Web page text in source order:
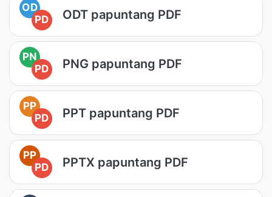
OD
PD
ODT papuntang PDF
PN
PD
PNG papuntang PDF
PP
PD
PPT papuntang PDF
PP
PD
PPTX papuntang PDF